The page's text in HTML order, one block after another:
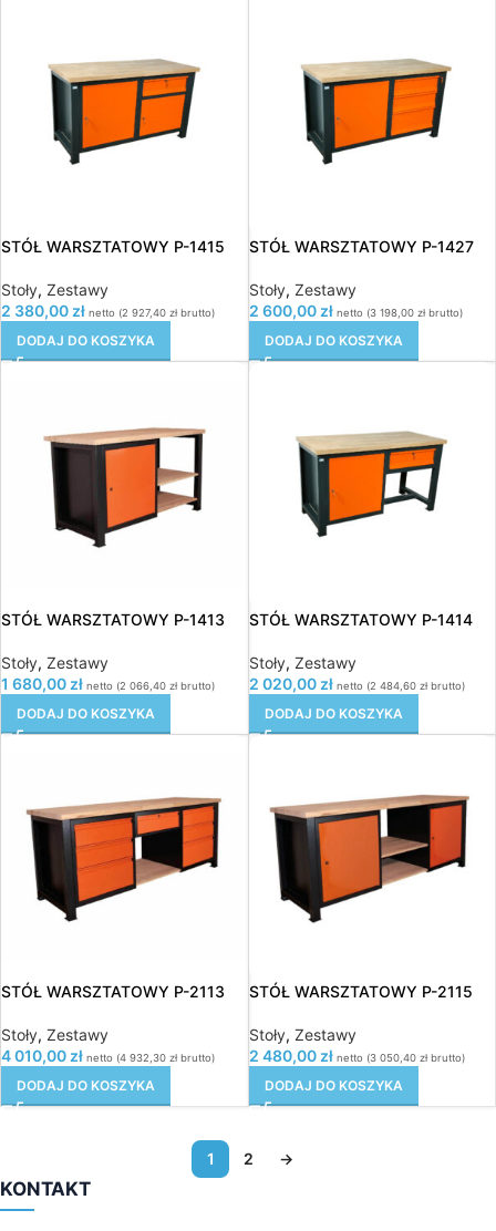
STÓŁ WARSZTATOWY P-1415
Stoły, Zestawy
2 380,00 zł netto (2 927,40 zł brutto)
DODAJ DO KOSZYKA
STÓŁ WARSZTATOWY P-1427
Stoły, Zestawy
2 600,00 zł netto (3 198,00 złbrutto)
DODAJ DO KOSZYKA
STÓŁ WARSZTATOWY P-1413
Stoły, Zestawy
1 680,00 zł netto (2 066,40 zł brutto)
DODAJ DO KOSZYKA
STÓŁ WARSZTATOWY P-1414
Stoły, Zestawy
2 020,00 zł netto (2 484,60 złbrutto)
DODAJ DO KOSZYKA
STÓŁ WARSZTATOWY P-2113
Stoły, Zestawy
4 010,00 zł netto (4 932,30 zł brutto)
DODAJ DO KOSZYKA
STÓŁ WARSZTATOWY P-2115
Stoły, Zestawy
2 480,00 zł netto (3 050,40 złbrutto)
DODAJ DO KOSZYKA
1 2 →
KONTAKT